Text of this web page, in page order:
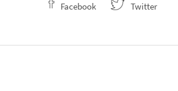
Facebook Twitter